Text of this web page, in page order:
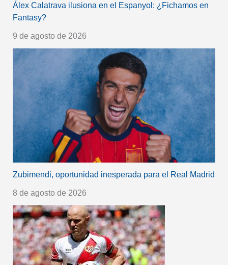
Álex Calatrava ilusiona en el Espanyol: ¿Fichamos en
Fantasy?
9 de agosto de 2026
Zubimendi, oportunidad inesperada para el Real Madrid
8 de agosto de 2026